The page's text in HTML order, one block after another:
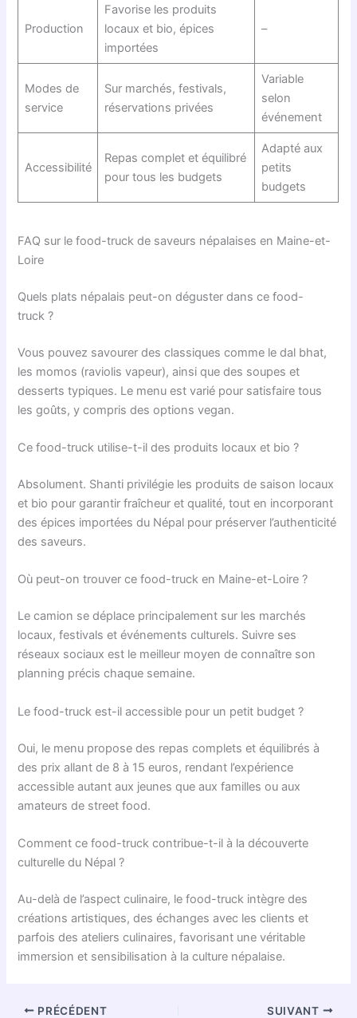
Production
Favorise les produits
locaux et bio, épices
importées
–
Modes de
service
Sur marchés, festivals,
réservations privées
Variable
selon
événement
Accessibilité
Repas complet et équilibré
pour tous les budgets
Adapté aux
petits
budgets
FAQ sur le food-truck de saveurs népalaises en Maine-et-
Loire
Quels plats népalais peut-on déguster dans ce food-
truck ?
Vous pouvez savourer des classiques comme le dal bhat,
les momos (raviolis vapeur), ainsi que des soupes et
desserts typiques. Le menu est varié pour satisfaire tous
les goûts, y compris des options vegan.
Ce food-truck utilise-t-il des produits locaux et bio ?
Absolument. Shanti privilégie les produits de saison locaux
et bio pour garantir fraîcheur et qualité, tout en incorporant
des épices importées du Népal pour préserver l’authenticité
des saveurs.
Où peut-on trouver ce food-truck en Maine-et-Loire ?
Le camion se déplace principalement sur les marchés
locaux, festivals et événements culturels. Suivre ses
réseaux sociaux est le meilleur moyen de connaître son
planning précis chaque semaine.
Le food-truck est-il accessible pour un petit budget ?
Oui, le menu propose des repas complets et équilibrés à
des prix allant de 8 à 15 euros, rendant l’expérience
accessible autant aux jeunes que aux familles ou aux
amateurs de street food.
Comment ce food-truck contribue-t-il à la découverte
culturelle du Népal ?
Au-delà de l’aspect culinaire, le food-truck intègre des
créations artistiques, des échanges avec les clients et
parfois des ateliers culinaires, favorisant une véritable
immersion et sensibilisation à la culture népalaise.
PRÉCÉDENT SUIVANT